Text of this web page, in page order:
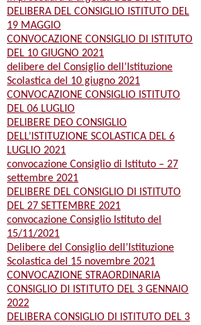
DELIBERA DEL CONSIGLIO ISTITUTO DEL
19 MAGGIO
CONVOCAZIONE CONSIGLIO DI ISTITUTO
DEL 10 GIUGNO 2021
delibere del Consiglio dell’Istituzione
Scolastica del 10 giugno 2021
CONVOCAZIONE CONSIGLIO ISTITUTO
DEL 06 LUGLIO
DELIBERE DEO CONSIGLIO
DELL’ISTITUZIONE SCOLASTICA DEL 6
LUGLIO 2021
convocazione Consiglio di Istituto – 27
settembre 2021
DELIBERE DEL CONSIGLIO DI ISTITUTO
DEL 27 SETTEMBRE 2021
convocazione Consiglio Istituto del
15/11/2021
Delibere del Consiglio dell’Istituzione
Scolastica del 15 novembre 2021
CONVOCAZIONE STRAORDINARIA
CONSIGLIO DI ISTITUTO DEL 3 GENNAIO
2022
DELIBERA CONSIGLIO DI ISTITUTO DEL 3